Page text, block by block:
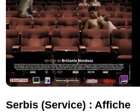
Serbis (Service) : Affiche